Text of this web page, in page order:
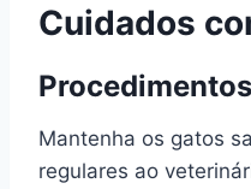
Cuidados
Procedimentos
Mantenha os gatos
regulares ao